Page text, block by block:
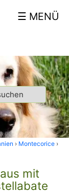
Montecorice
mit